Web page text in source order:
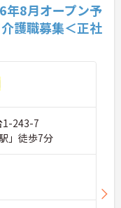
年8月オープン予
護職募集＜正社
1-243-7
」徒歩7分